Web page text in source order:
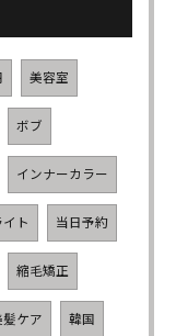
美容室
ボブ
インナーカラー
ト 当日予約
縮毛矯正
髪ケア 韓国